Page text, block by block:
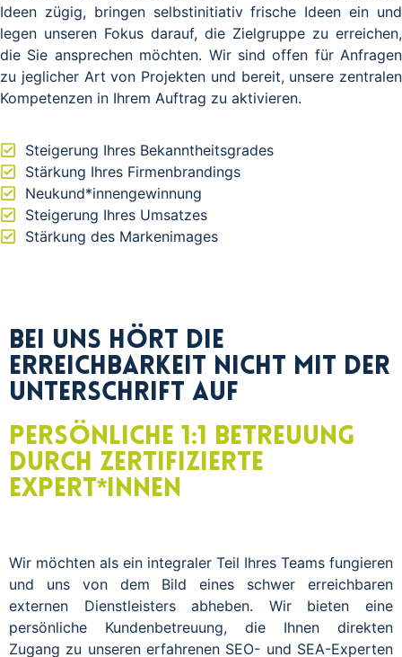
Ideen zügig, bringen selbstinitiativ frische Ideen ein und
legen unseren Fokus darauf, die Zielgruppe zu erreichen,
die Sie ansprechen möchten. Wir sind offen für Anfragen
zu jeglicher Art von Projekten und bereit, unsere zentralen
Kompetenzen in Ihrem Auftrag zu aktivieren.
Steigerung Ihres Bekanntheitsgrades
Stärkung Ihres Firmenbrandings
Neukund*innengewinnung
Steigerung Ihres Umsatzes
Stärkung des Markenimages
Bei uns hört die
Erreichbarkeit nicht mit der
Unterschrift auf
Persönliche 1:1 Betreuung
durch zertifizierte
Expert*innen
Wir möchten als ein integraler Teil Ihres Teams fungieren
und uns von dem Bild eines schwer erreichbaren
externen Dienstleisters abheben. Wir bieten eine
persönliche Kundenbetreuung, die Ihnen direkten
Zugang zu unseren erfahrenen SEO- und SEA-Experten